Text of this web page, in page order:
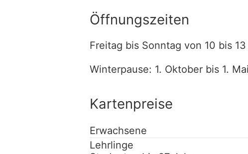
Öffnungszeiten
Freitag bis Sonntag von 10 bis
Winterpause: 1. Oktober bis 1. Mai
Kartenpreise
Erwachsene
Lehrlinge